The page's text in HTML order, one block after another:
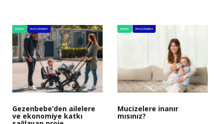
BEBEK BM GÜNDEM
Gezenbebe’den ailelere
ve ekonomiye katkı
BEBEK BM GÜNDEM
Mucizelere inanır
mısınız?